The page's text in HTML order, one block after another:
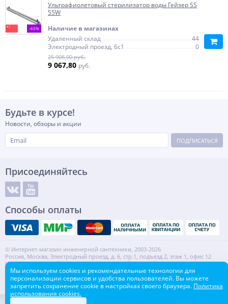
-65%
Ультрафиолетовый стерилизатор воды Гейзер SS
55W
Наличие в магазинах
Удаленный склад
44
Электродный проезд, 6с1
0
25 908,00 руб.
9 067,80 руб.
Будьте в курсе!
Новости, обзоры и акции
ПОДПИСАТЬСЯ
Присоединяйтесь
Способы оплаты
© Интернет-магазин инженерной сантехники, 2003-2026
Россия, Москва, Электродный проезд, д. 6, стр.1, подъезд 2, этаж 1, офис 12
Информация на сайте не является публичной офертой.
ИНН: 7720553918 КПП: 772001001
Контакты Карта сайта
Мы используем cookies и рекомендательные технологии для
персонализации сервисов и удобства пользователей. Вы можете
запретить сохранение cookie в настройках своего браузера. Политика
использования cookies.